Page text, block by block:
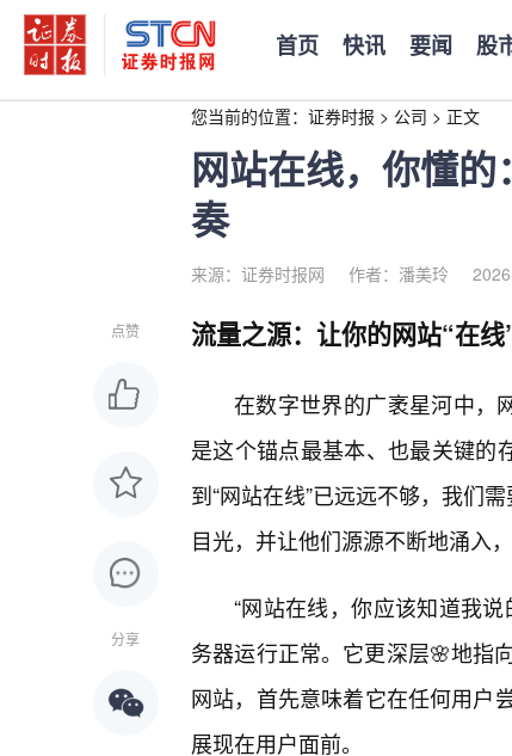
首页 快讯 要闻 股
您当前的位置： 证券时报 > 公司 > 正文
网站在线，你懂
奏
来源：证券时报网 作者：潘美玲
点赞
分享
流量之源：让你的网站“在线
在数字世界的广袤星河中，
是这个锚点最基本、也最关键的
到“网站在线”已远远不够，我们
目光，并让他们源源不断地涌入
“网站在线，你应该知道我
务器运行正常。它更深层🌸地指
网站，首先意味着它在任何用户
展现在用户面前。